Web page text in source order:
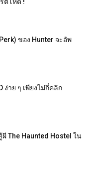
ตโหด !
ของ Hunter จะอัพ
ง่าย ๆ เพียงไม่กี่คลิก
The Haunted Hostel ใน